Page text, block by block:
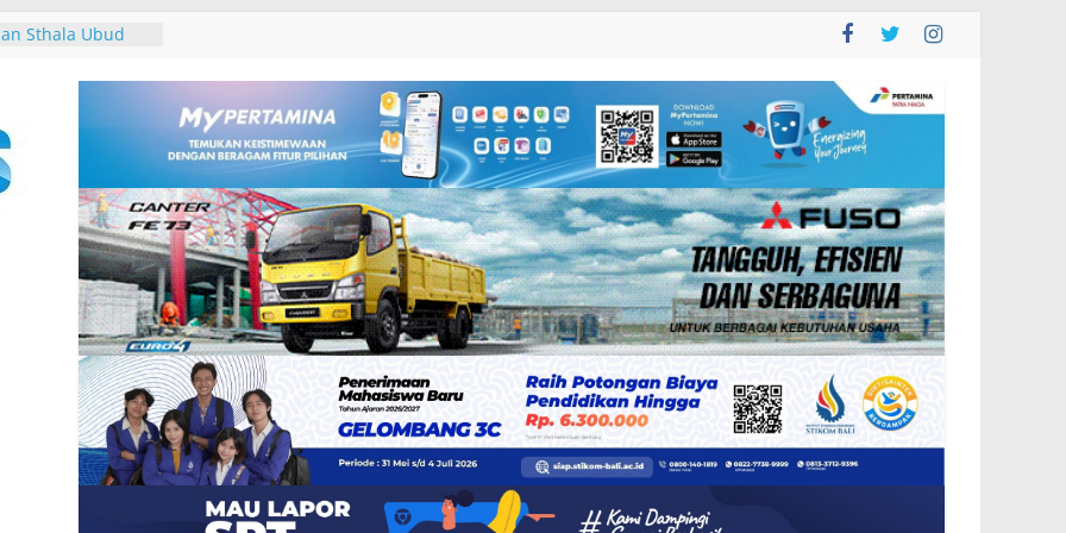
Seksual
Sthala Ubud
2026,
Pameran
dan
untuk Uang”
Pemkab
Tim Bersama
di Pantai
Tutik Kusuma
Demokrat
Rakyat melalui
25, Demokrat
bersih Sampah
Tukik di Pantai